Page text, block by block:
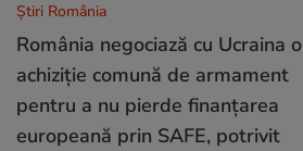
Știri România
România negociază cu Ucraina o
achiziție comună de armament
pentru a nu pierde finanțarea
europeană prin SAFE, potrivit